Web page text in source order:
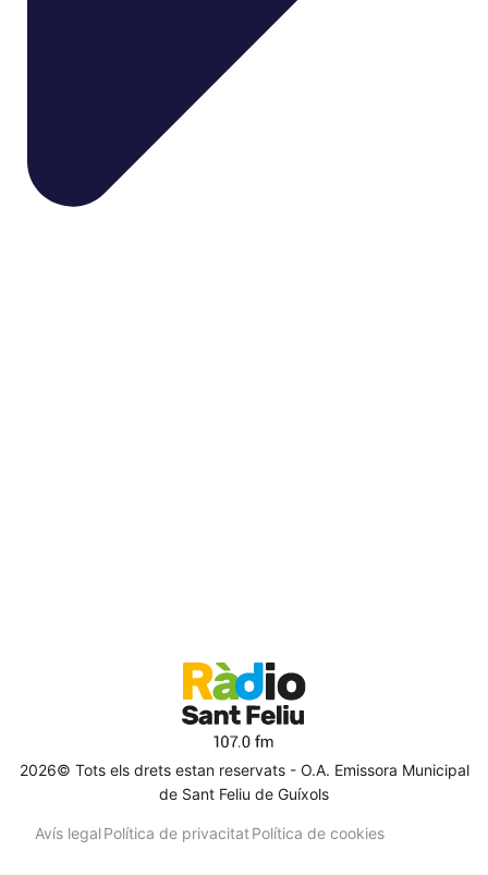
2026© Tots els drets estan reservats - O.A. Emissora Municipal
de Sant Feliu de Guíxols
Avís legalPolítica de privacitatPolítica de cookies